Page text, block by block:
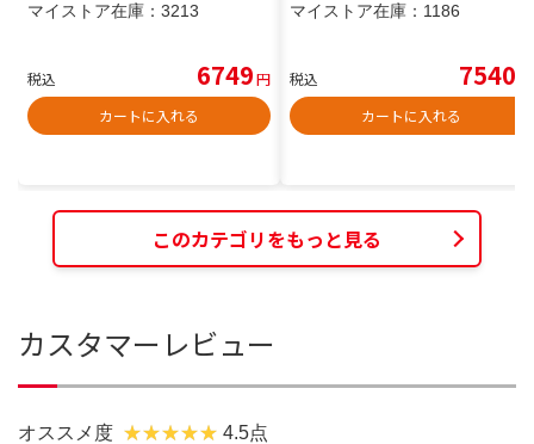
マイストア在庫： 3213
税込 6749円
カートに入れる
マイストア在庫： 1186
税込 7540
カートに入れる
このカテゴリをもっと見る
カスタマーレビュー
オススメ度 4.5点